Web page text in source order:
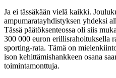
Ja ei tässäkään vielä kaikki.
ampumaratayhdistyksen yhdeksi
Tässä päätöksenteossa oli siis
300 000 euron erillisrahoituksella
sporting-rata. Tämä on
ison kehittämishankkeen osana
toimintamonttuja.